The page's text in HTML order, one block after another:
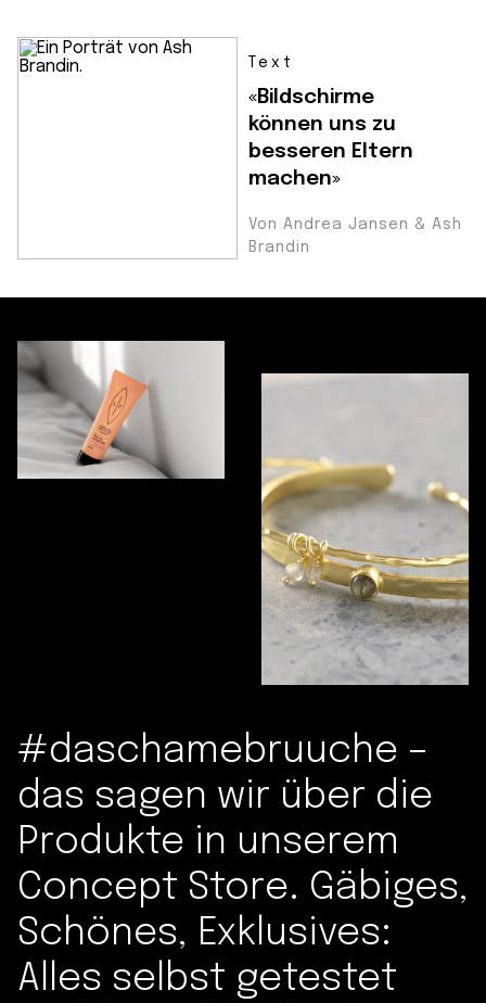
Text
«Bildschirme
können uns zu
besseren Eltern
machen»
Von Andrea Jansen & Ash
Brandin
#daschamebruuche –
das sagen wir über die
Produkte in unserem
Concept Store. Gäbiges,
Schönes, Exklusives:
Alles selbst getestet